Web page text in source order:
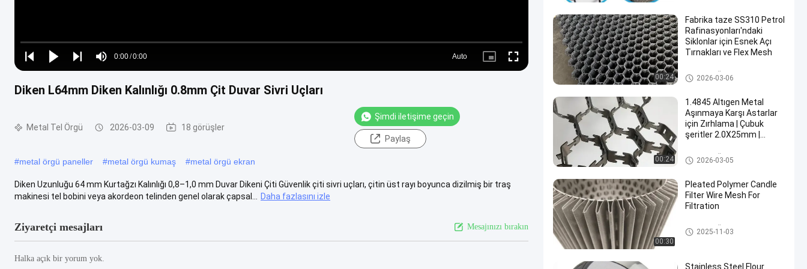
Play
Play
Play
Mute
Time
0:00/0:00
Loaded:
0%
Auto
Picture- Fullscreen
Diken L64mm Diken Kalınlığı 0.8mm Çit Duvar Sivri Uçları
Metal Tel Örgü 2026-03-09 18 görüşler
Şimdi iletişime geçin
Paylaş
#metal örgü paneller #metal örgü kumaş #metal örgü ekran
Diken Uzunluğu 64 mm Kurtağzı Kalınlığı 0,8–1,0 mm Duvar Dikeni Çiti Güvenlik çiti sivri uçları, çitin üst rayı boyunca dizilmiş bir traş
makinesi tel bobini veya akordeon telinden genel olarak çapsal...
Daha fazlasını izle
Ziyaretçi mesajları Mesajınızı bırakın
Halka açık bir yorum yok.
00:24
Fabrika taze SS310 Petrol
Rafinasyonları'ndaki
Siklonlar için Esnek Açı
Tırnakları ve Flex Mesh
Metal Tel Örgü
2026-03-06
00:24
1.4845 Altıgen Metal
Aşınmaya Karşı Astarlar
için Zırhlama | Çubuk
şeritler 2.0X25mm |
| 1000X1000mm
Metal Tel Örgü
2026-03-05
00:30
Pleated Polymer Candle
Filter Wire Mesh For
Filtration
Metal Tel Örgü
2025-11-03
Stainless Steel Flour